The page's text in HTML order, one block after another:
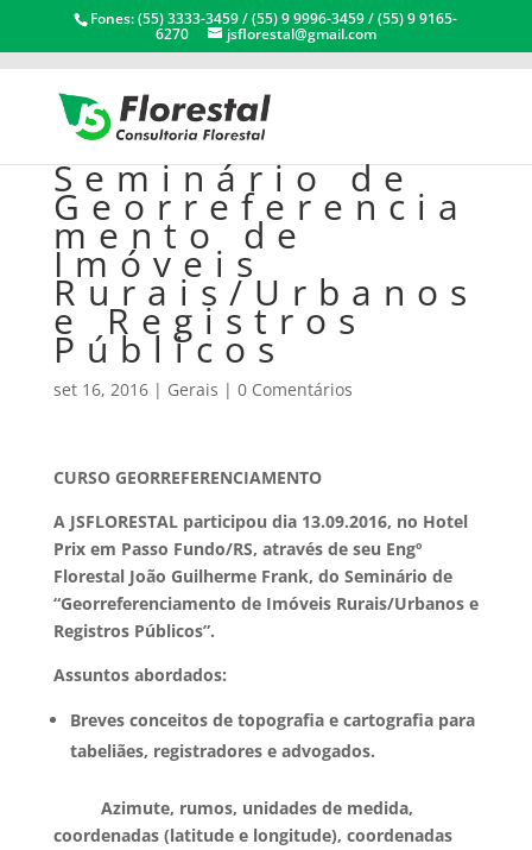
Fones: (55) 3333-3459 / (55) 9 9996-3459 / (55) 9 9165-
6270 jsflorestal@gmail.com
Seminário de
Georreferencia
mento de
Imóveis
Rurais/Urbanos
e Registros
Públicos
set 16, 2016| Gerais | 0 Comentários
CURSO GEORREFERENCIAMENTO
A JSFLORESTAL participou dia 13.09.2016, no Hotel
Prix em Passo Fundo/RS, através de seu Engº
Florestal João Guilherme Frank, do Seminário de
“Georreferenciamento de Imóveis Rurais/Urbanos e
Registros Públicos”.
Assuntos abordados:
Breves conceitos de topografia e cartografia para
tabeliães, registradores e advogados.
Azimute, rumos, unidades de medida,
coordenadas (latitude e longitude), coordenadas